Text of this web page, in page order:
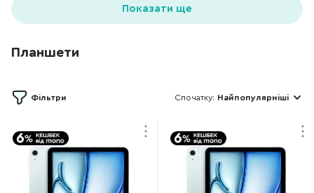
Показати ще
Планшети
Фільтри Спочатку: Найпопулярніші